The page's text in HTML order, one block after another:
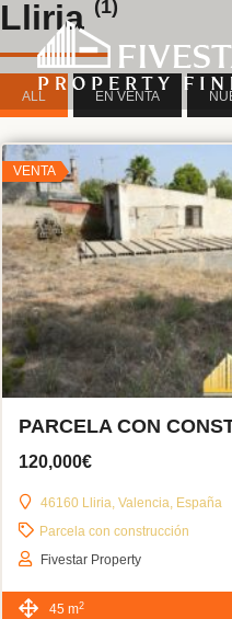
Lliria (1)
ALL EN VENTA
VENTA
PARCELA CON
120,000€
46160 Lliria, Valencia, España
Parcela con construcción
Fivestar Property
45 m2